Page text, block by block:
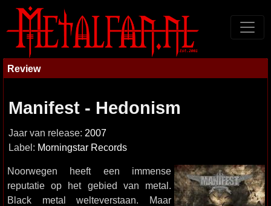
Review
Manifest - Hedonism
Jaar van release: 2007
Label: Morningstar Records
Noorwegen heeft een immense
reputatie op het gebied van metal.
Black metal welteverstaan. Maar